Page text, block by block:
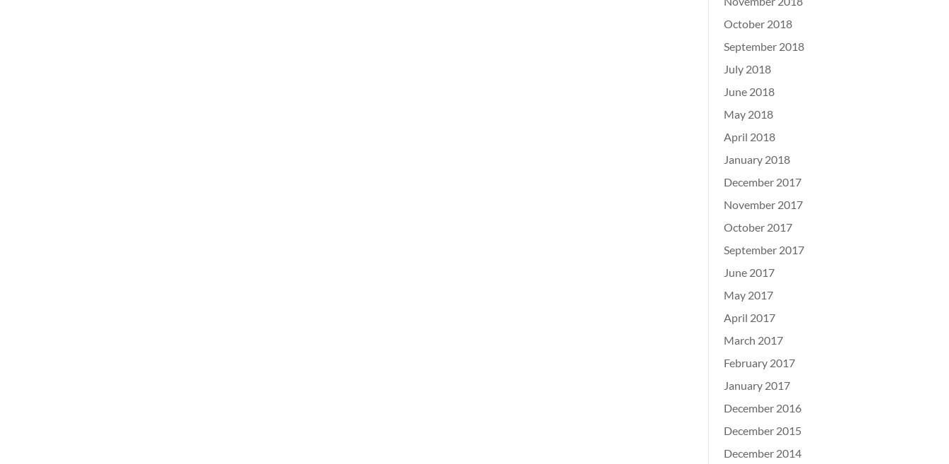
October 2018
September 2018
July 2018
June 2018
May 2018
April 2018
January 2018
December 2017
November 2017
October 2017
September 2017
June 2017
May 2017
April 2017
March 2017
February 2017
January 2017
December 2016
December 2015
December 2014